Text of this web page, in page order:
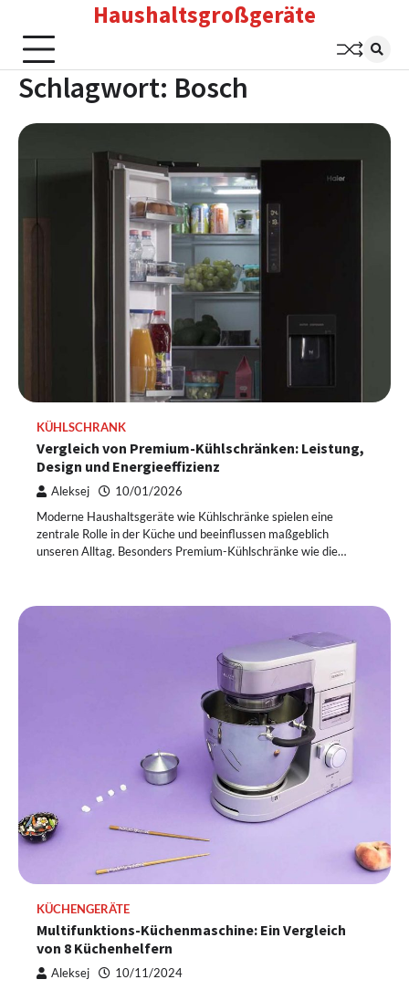
content
Haushaltsgroßgeräte
Schlagwort: Bosch
KÜHLSCHRANK
Vergleich von Premium-Kühlschränken: Leistung,
Design und Energieeffizienz
Aleksej 10/01/2026
Moderne Haushaltsgeräte wie Kühlschränke spielen eine
zentrale Rolle in der Küche und beeinflussen maßgeblich
unseren Alltag. Besonders Premium-Kühlschränke wie die…
KÜCHENGERÄTE
Multifunktions-Küchenmaschine: Ein Vergleich
von 8 Küchenhelfern
Aleksej 10/11/2024